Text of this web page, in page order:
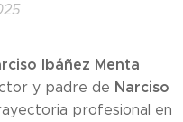
Ibáñez Menta
y padre de Narciso
profesional en